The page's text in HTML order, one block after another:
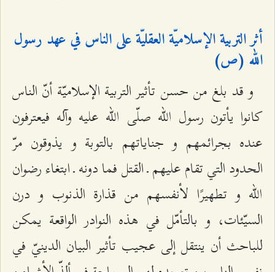
أثر التربية الإسلاميّة العقليّة على الناس في عهد رسول
الله (ص)
و قد بلغ من حسن تأثير التربية الإسلاميّة أنّ الناس
كانوا يأتون رسول الله صلّى الله عليه وآله فيعترفون
عنده بجرائمهم و جناياتهم بالتوبة و يذوقون مرّ
الحدود التي تقام عليهم ـ القتل فما دونه ـ ابتغاء رضوان
الله و تطهيرًا لأنفسهم من قذارة الذنوب و درن
السيّئات، و بالتأمّل في هذه النوادر الواقعة يمكن
للباحث أن ينتقل إلى عجيب تأثير البيان الدينيّ في